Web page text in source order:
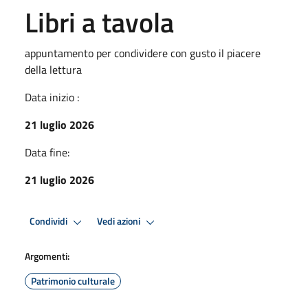
Libri a tavola
appuntamento per condividere con gusto il piacere
della lettura
Data inizio :
21 luglio 2026
Data fine:
21 luglio 2026
Condividi Vedi azioni
Argomenti:
Patrimonio culturale